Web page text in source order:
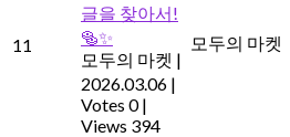
11
글을 찾아서!
🥯✨
모두의 마켓 |
2026.03.06 |
Votes 0 |
Views 394
모두의 마켓